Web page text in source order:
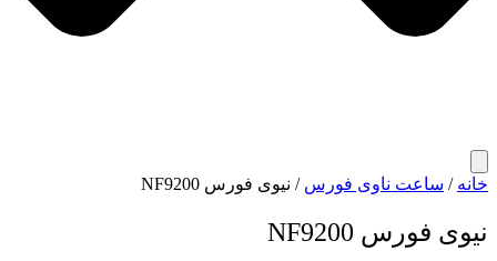
خانه / ساعت ناوی فورس / نیوی فورس NF9200
نیوی فورس NF9200